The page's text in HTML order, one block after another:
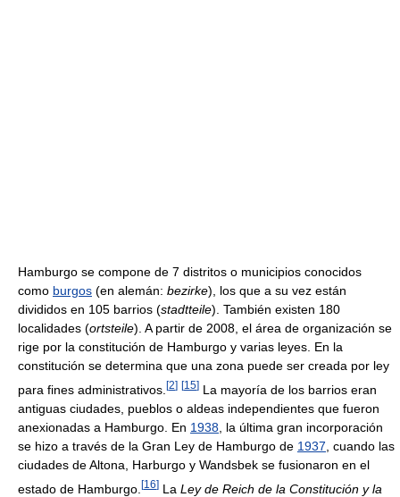
Hamburgo se compone de 7 distritos o municipios conocidos
como burgos (en alemán: bezirke), los que a su vez están
divididos en 105 barrios (stadtteile). También existen 180
localidades (ortsteile). A partir de 2008, el área de organización se
rige por la constitución de Hamburgo y varias leyes. En la
constitución se determina que una zona puede ser creada por ley
para fines administrativos. [2] [15] La mayoría de los barrios eran
antiguas ciudades, pueblos o aldeas independientes que fueron
anexionadas a Hamburgo. En 1938 , la última gran incorporación
se hizo a través de la Gran Ley de Hamburgo de 1937 , cuando las
ciudades de Altona, Harburgo y Wandsbek se fusionaron en el
estado de Hamburgo. [16] La Ley de Reich de la Constitución y la